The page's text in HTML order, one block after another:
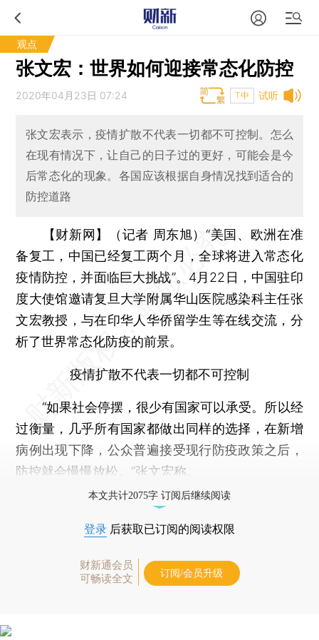
观点
张文宏：世界如何迎接常态化防控
试听
2020年04月23日 07:24 T中
张文宏表示，疫情扩散不代表一切都不可控制。怎么
在现有情况下，让自己的日子过的更好，可能会是今
后常态化的现象。各国应该根据自身情况找到适合的
防控道路
【财新网】（记者 周东旭）“美国、欧洲在准
备复工，中国已经复工两个月，全球将进入常态化
疫情防控，并面临巨大挑战”。4月22日，中国驻印
度大使馆邀请复旦大学附属华山医院感染科主任张
文宏教授，与在印华人华侨留学生等在线交流，分
析了世界常态化防疫的前景。
疫情扩散不代表一切都不可控制
“如果社会停摆，很少有国家可以承受。所以经
过衡量，几乎所有国家都做出同样的选择，在新增
病例出现下降，公众普遍接受现行防疫政策之后，
防控就会慢慢放松。”张文宏称。
本文共计2075字 订阅后继续阅读
登录 后获取已订阅的阅读权限
财新通会员
可畅读全文
订阅/会员升级